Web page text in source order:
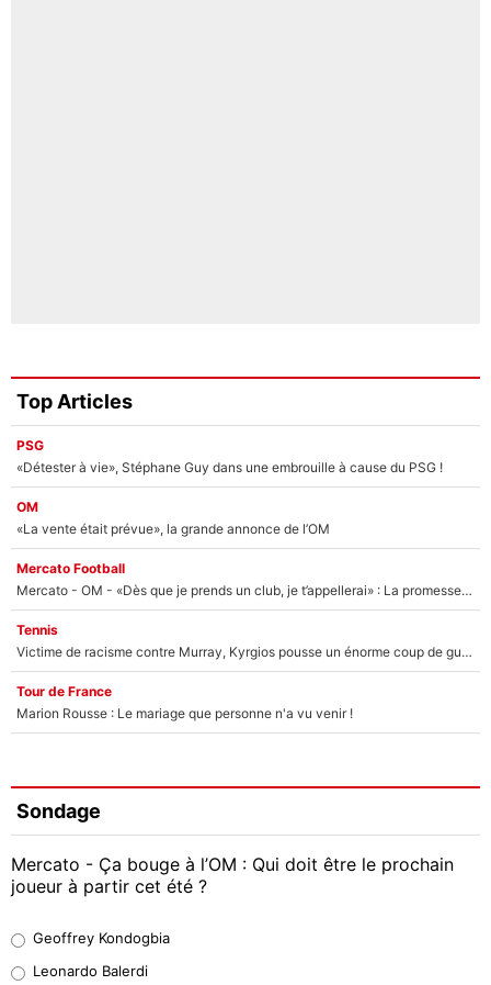
Top Articles
PSG
«Détester à vie», Stéphane Guy dans une embrouille à cause du PSG !
OM
«La vente était prévue», la grande annonce de l’OM
Mercato Football
Mercato - OM - «Dès que je prends un club, je t’appellerai» : La promesse de Marcelino au moment de claquer la porte
Tennis
Victime de racisme contre Murray, Kyrgios pousse un énorme coup de gueule !
Tour de France
Marion Rousse : Le mariage que personne n'a vu venir !
Sondage
Mercato - Ça bouge à l’OM : Qui doit être le prochain
joueur à partir cet été ?
37%
Geoffrey Kondogbia
Leonardo Balerdi